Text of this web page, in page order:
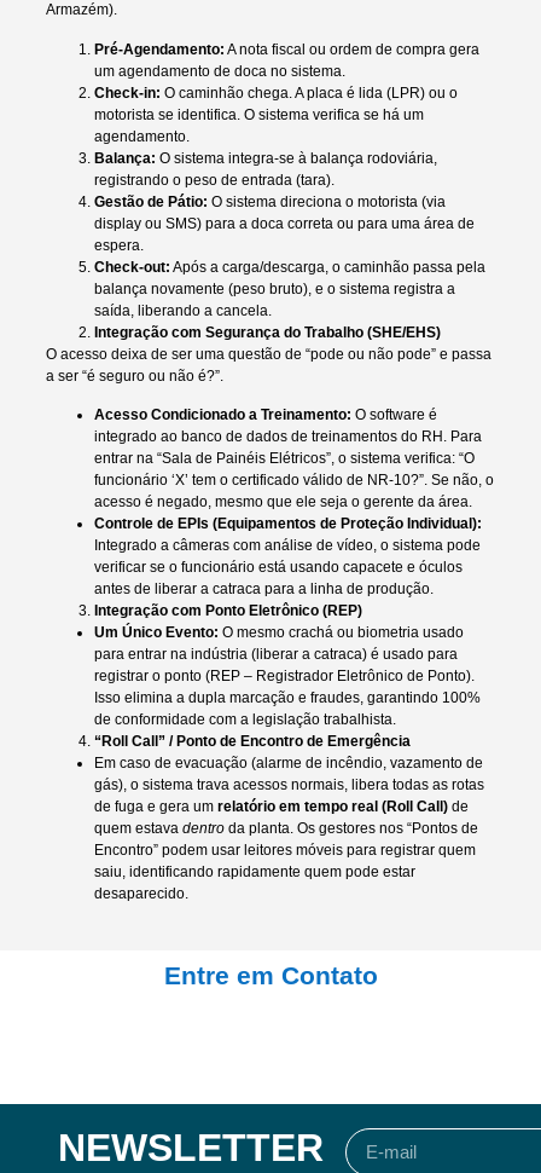
Armazém).
Pré-Agendamento: A nota fiscal ou ordem de compra gera
um agendamento de doca no sistema.
Check-in: O caminhão chega. A placa é lida (LPR) ou o
motorista se identifica. O sistema verifica se há um
agendamento.
Balança: O sistema integra-se à balança rodoviária,
registrando o peso de entrada (tara).
Gestão de Pátio: O sistema direciona o motorista (via
display ou SMS) para a doca correta ou para uma área de
espera.
Check-out: Após a carga/descarga, o caminhão passa pela
balança novamente (peso bruto), e o sistema registra a
saída, liberando a cancela.
Integração com Segurança do Trabalho (SHE/EHS)
O acesso deixa de ser uma questão de “pode ou não pode” e passa
a ser “é seguro ou não é?”.
Acesso Condicionado a Treinamento: O software é
integrado ao banco de dados de treinamentos do RH. Para
entrar na “Sala de Painéis Elétricos”, o sistema verifica: “O
funcionário ‘X’ tem o certificado válido de NR-10?”. Se não, o
acesso é negado, mesmo que ele seja o gerente da área.
Controle de EPIs (Equipamentos de Proteção Individual):
Integrado a câmeras com análise de vídeo, o sistema pode
verificar se o funcionário está usando capacete e óculos
antes de liberar a catraca para a linha de produção.
Integração com Ponto Eletrônico (REP)
Um Único Evento: O mesmo crachá ou biometria usado
para entrar na indústria (liberar a catraca) é usado para
registrar o ponto (REP – Registrador Eletrônico de Ponto).
Isso elimina a dupla marcação e fraudes, garantindo 100%
de conformidade com a legislação trabalhista.
“Roll Call” / Ponto de Encontro de Emergência
Em caso de evacuação (alarme de incêndio, vazamento de
gás), o sistema trava acessos normais, libera todas as rotas
de fuga e gera um relatório em tempo real (Roll Call) de
quem estava dentro da planta. Os gestores nos “Pontos de
Encontro” podem usar leitores móveis para registrar quem
saiu, identificando rapidamente quem pode estar
desaparecido.
Entre em Contato
NEWSLETTER